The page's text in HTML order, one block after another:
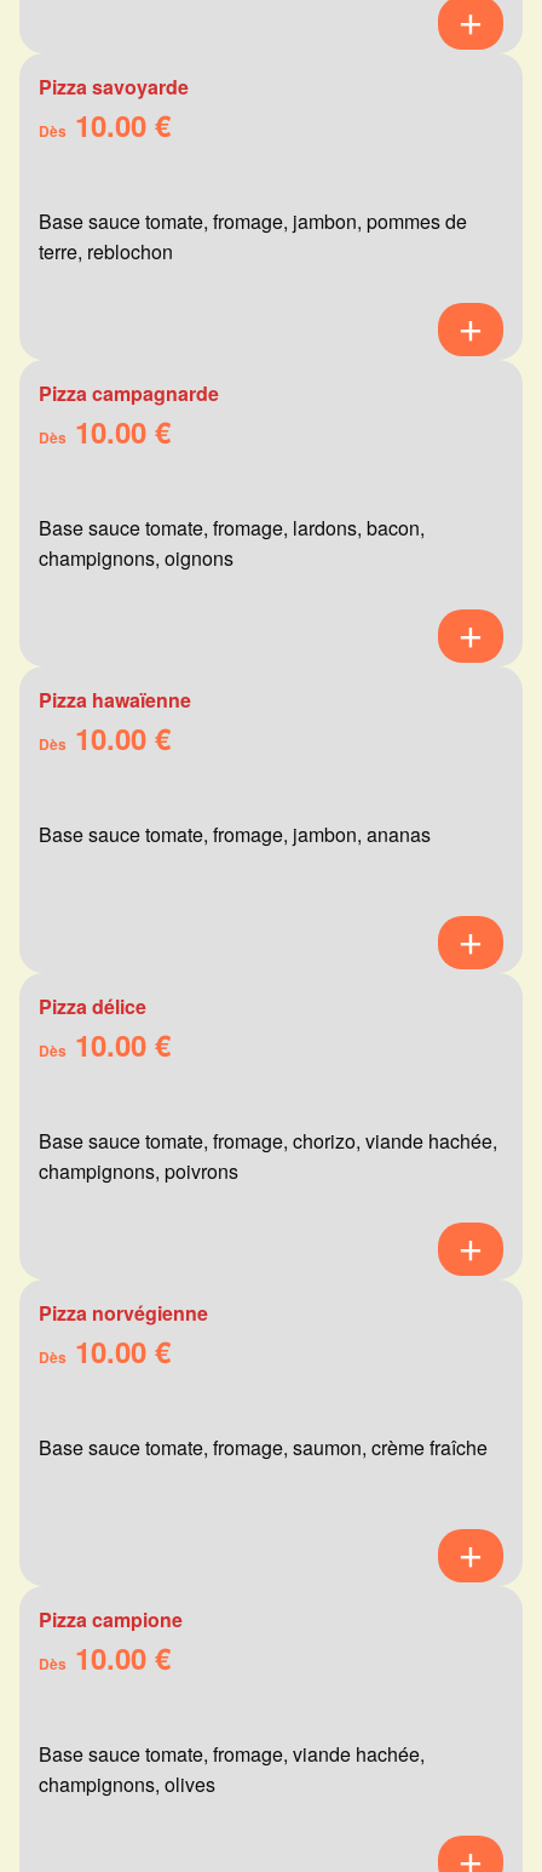
Pizza savoyarde
Dès 10.00 €
Base sauce tomate, fromage, jambon, pommes de
terre, reblochon
Pizza campagnarde
Dès 10.00 €
Base sauce tomate, fromage, lardons, bacon,
champignons, oignons
Pizza hawaïenne
Dès 10.00 €
Base sauce tomate, fromage, jambon, ananas
Pizza délice
Dès 10.00 €
Base sauce tomate, fromage, chorizo, viande hachée,
champignons, poivrons
Pizza norvégienne
Dès 10.00 €
Base sauce tomate, fromage, saumon, crème fraîche
Pizza campione
Dès 10.00 €
Base sauce tomate, fromage, viande hachée,
champignons, olives